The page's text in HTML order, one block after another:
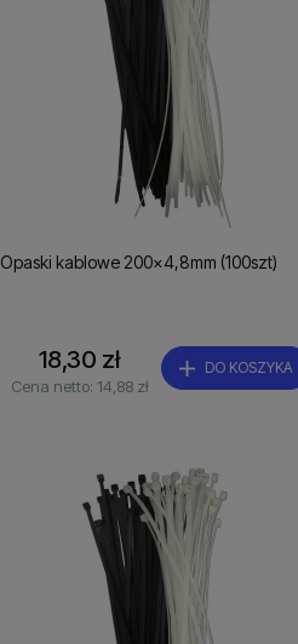
Opaski kablowe 200x4,8mm (100szt)
18,30 zł
Cena netto: 14,88 zł
DO KOSZYKA